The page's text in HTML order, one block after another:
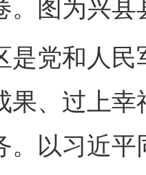
。图为兴
党和人民
果、过上
。以习近